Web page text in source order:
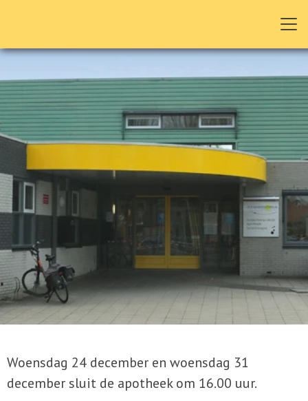
Woensdag 24 december en woensdag 31
december sluit de apotheek om 16.00 uur.